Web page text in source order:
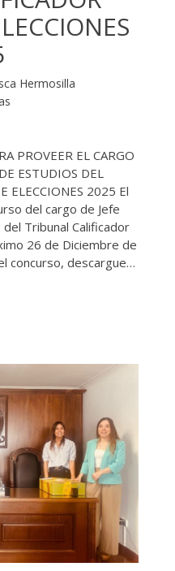
Hermosilla
PROVEER EL CARGO
ESTUDIOS DEL
ELECCIONES 2025 El
del cargo de Jefe
Tribunal Calificador
26 de Diciembre de
concurso, descargue…